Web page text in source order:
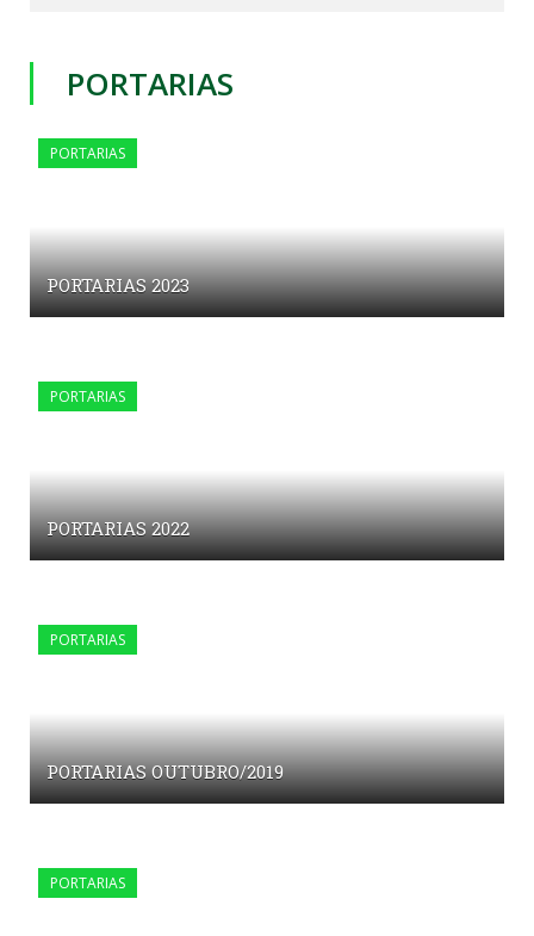
PORTARIAS
PORTARIAS
PORTARIAS 2023
PORTARIAS
PORTARIAS 2022
PORTARIAS
PORTARIAS OUTUBRO/2019
PORTARIAS